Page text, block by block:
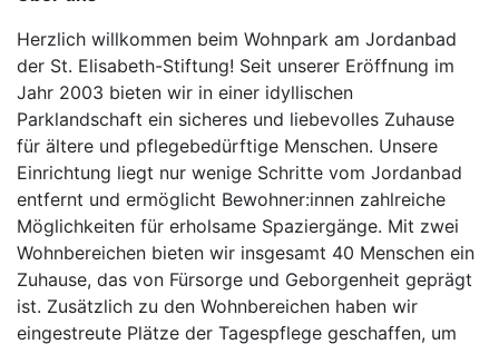
Herzlich willkommen beim Wohnpark am Jordanbad
der St. Elisabeth-Stiftung! Seit unserer Eröffnung im
Jahr 2003 bieten wir in einer idyllischen
Parklandschaft ein sicheres und liebevolles Zuhause
für ältere und pflegebedürftige Menschen. Unsere
Einrichtung liegt nur wenige Schritte vom Jordanbad
entfernt und ermöglicht Bewohner:innen zahlreiche
Möglichkeiten für erholsame Spaziergänge. Mit zwei
Wohnbereichen bieten wir insgesamt 40 Menschen ein
Zuhause, das von Fürsorge und Geborgenheit geprägt
ist. Zusätzlich zu den Wohnbereichen haben wir
eingestreute Plätze der Tagespflege geschaffen, um